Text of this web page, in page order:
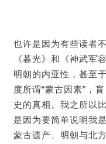
也许是因为有些读者
《暮光》和《神武军
明朝的内亚性，甚至
度所谓“蒙古因素”，
史的真相。我之所以
是因为要简单说明我
蒙古遗产、明朝与北